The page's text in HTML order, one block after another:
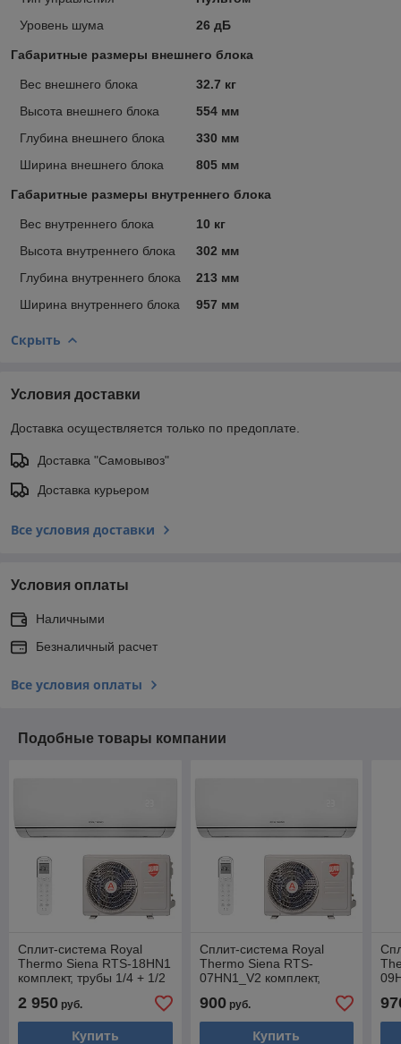
Уровень шума
26 дБ
Габаритные размеры внешнего блока
Вес внешнего блока
32.7 кг
Высота внешнего блока
554 мм
Глубина внешнего блока
330 мм
Ширина внешнего блока
805 мм
Габаритные размеры внутреннего блока
Вес внутреннего блока
10 кг
Высота внутреннего блока
302 мм
Глубина внутреннего блока
213 мм
Ширина внутреннего блока
957 мм
Скрыть
Условия доставки
Доставка осуществляется только по предоплате.
Доставка "Самовывоз"
Доставка курьером
Все условия доставки
Условия оплаты
Наличными
Безналичный расчет
Все условия оплаты
Подобные товары компании
Сплит-система Royal
Thermo Siena RTS-18HN1
комплект, трубы 1/4 + 1/2
2 950 руб.
Купить
Сплит-система Royal
Thermo Siena RTS-
07HN1_V2 комплект,
900руб.
Купить